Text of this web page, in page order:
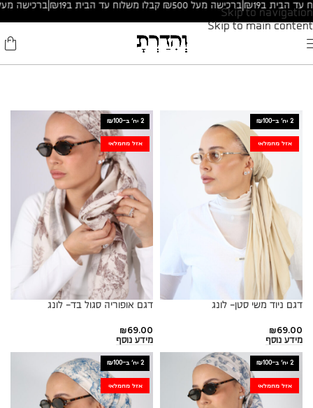
Skip to navigation
Skip to main content
ברכישה מעל ₪500 קבלו משלוח עד הבית ב₪19 |
2 יח׳ ב-₪100
אזל מהמלאי
דגם ניוד משי סטן- לונג
₪69.00
מידע נוסף
2 יח׳ ב-₪100
אזל מהמלאי
דגם אופוריה סגול בד- לונג
₪69.00
מידע נוסף
2 יח׳ ב-₪100
אזל מהמלאי
2 יח׳ ב-₪100
אזל מהמלאי